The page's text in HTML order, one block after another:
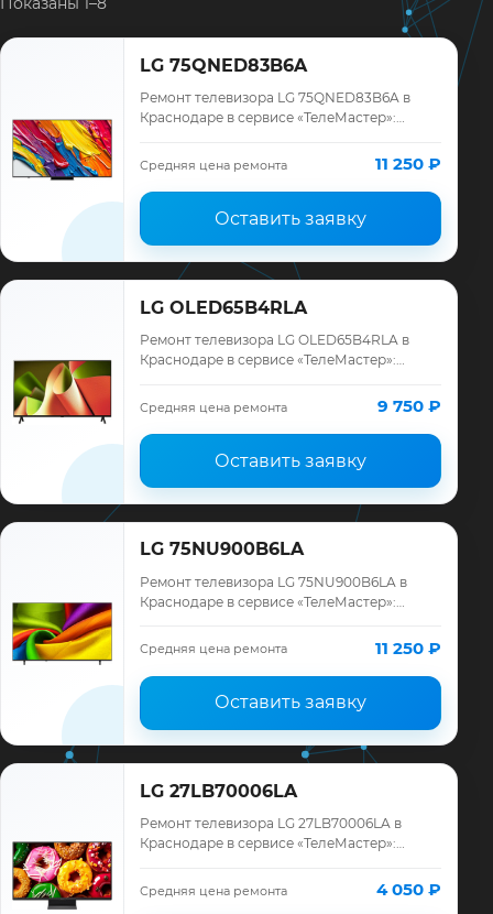
LG 75QNED83B6A
Ремонт телевизора LG 75QNED83B6A в
Краснодаре в сервисе «ТелеМастер»:
запчасти и гарантия до 12 месяцев.
Средняя цена ремонта 11 250 ₽
Оставить заявку
LG OLED65B4RLA
Ремонт телевизора LG OLED65B4RLA в
Краснодаре в сервисе «ТелеМастер»:
запчасти и гарантия до 12 месяцев.
Средняя цена ремонта 9 750 ₽
Оставить заявку
LG 75NU900B6LA
Ремонт телевизора LG 75NU900B6LA в
Краснодаре в сервисе «ТелеМастер»:
запчасти и гарантия до 12 месяцев.
Средняя цена ремонта 11 250 ₽
Оставить заявку
LG 27LB70006LA
Ремонт телевизора LG 27LB70006LA в
Краснодаре в сервисе «ТелеМастер»:
запчасти и гарантия до 12 месяцев.
Средняя цена ремонта 4 050 ₽